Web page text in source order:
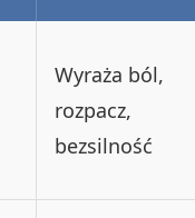
Wyraża ból,
rozpacz,
bezsilność